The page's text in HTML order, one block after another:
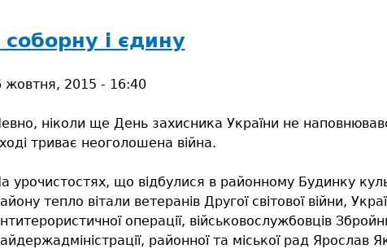
і єдину
жовтня, 2015 - 16:40
ніколи ще День захисника України не
триває неоголошена війна.
урочистостях, що відбулися в районному Будинку
тепло вітали ветеранів Другої світової війни,
операції, військовослужбовців
районної та міської рад Ярослав